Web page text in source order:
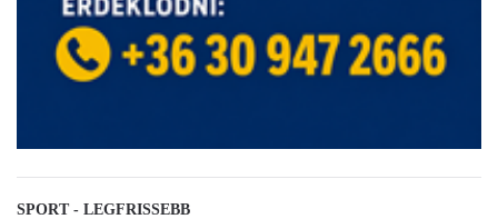
SPORT - LEGFRISSEBB